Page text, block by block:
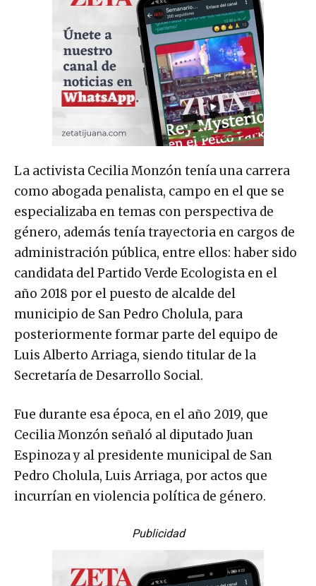
La activista Cecilia Monzón tenía una carrera
como abogada penalista, campo en el que se
especializaba en temas con perspectiva de
género, además tenía trayectoria en cargos de
administración pública, entre ellos: haber sido
candidata del Partido Verde Ecologista en el
año 2018 por el puesto de alcalde del
municipio de San Pedro Cholula, para
posteriormente formar parte del equipo de
Luis Alberto Arriaga, siendo titular de la
Secretaría de Desarrollo Social.
Fue durante esa época, en el año 2019, que
Cecilia Monzón señaló al diputado Juan
Espinoza y al presidente municipal de San
Pedro Cholula, Luis Arriaga, por actos que
incurrían en violencia política de género.
Publicidad